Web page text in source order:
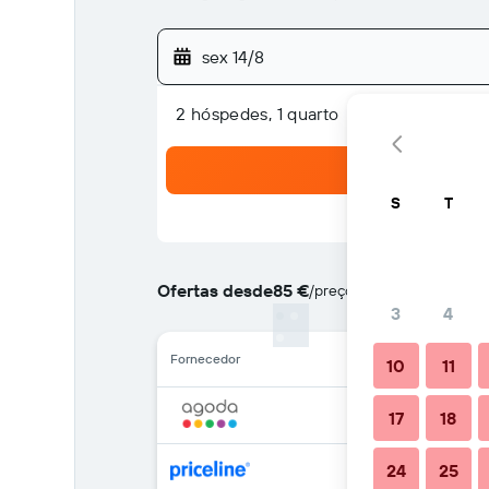
sex 14/8
2 hóspedes, 1 quarto
Ofertas desde85 €/preço por noite mais
Fornecedor
S T
3 4
10 11
17 18
24 25